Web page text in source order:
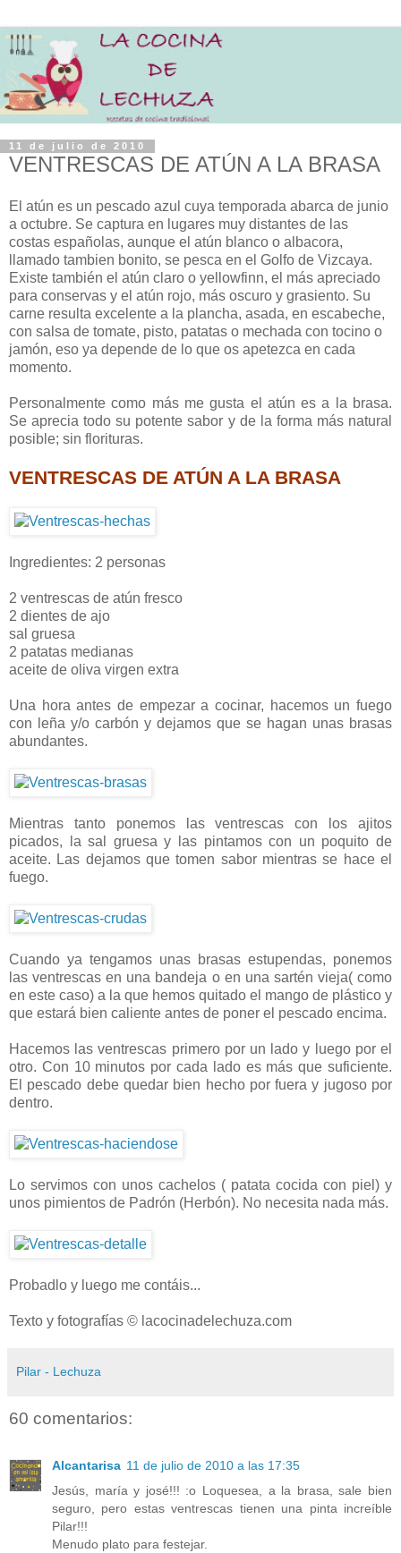
11 de julio de 2010
VENTRESCAS DE ATÚN A LA BRASA
El atún es un pescado azul cuya temporada abarca de junio
a octubre. Se captura en lugares muy distantes de las
costas españolas, aunque el atún blanco o albacora,
llamado tambien bonito, se pesca en el Golfo de Vizcaya.
Existe también el atún claro o yellowfinn, el más apreciado
para conservas y el atún rojo, más oscuro y grasiento. Su
carne resulta excelente a la plancha, asada, en escabeche,
con salsa de tomate, pisto, patatas o mechada con tocino o
jamón, eso ya depende de lo que os apetezca en cada
momento.
Personalmente como más me gusta el atún es a la brasa.
Se aprecia todo su potente sabor y de la forma más natural
posible; sin florituras.
VENTRESCAS DE ATÚN A LA BRASA
Ingredientes: 2 personas
2 ventrescas de atún fresco
2 dientes de ajo
sal gruesa
2 patatas medianas
aceite de oliva virgen extra
Una hora antes de empezar a cocinar, hacemos un fuego
con leña y/o carbón y dejamos que se hagan unas brasas
abundantes.
Mientras tanto ponemos las ventrescas con los ajitos
picados, la sal gruesa y las pintamos con un poquito de
aceite. Las dejamos que tomen sabor mientras se hace el
fuego.
Cuando ya tengamos unas brasas estupendas, ponemos
las ventrescas en una bandeja o en una sartén vieja( como
en este caso) a la que hemos quitado el mango de plástico y
que estará bien caliente antes de poner el pescado encima.
Hacemos las ventrescas primero por un lado y luego por el
otro. Con 10 minutos por cada lado es más que suficiente.
El pescado debe quedar bien hecho por fuera y jugoso por
dentro.
Lo servimos con unos cachelos ( patata cocida con piel) y
unos pimientos de Padrón (Herbón). No necesita nada más.
Probadlo y luego me contáis...
Texto y fotografías © lacocinadelechuza.com
Pilar - Lechuza
60 comentarios:
Alcantarisa 11 de julio de 2010 a las 17:35
Jesús, maría y josé!!! :o Loquesea, a la brasa, sale bien
seguro, pero estas ventrescas tienen una pinta increíble
Pilar!!!
Menudo plato para festejar.